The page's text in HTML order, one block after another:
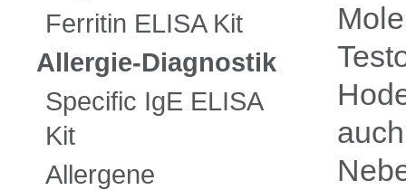
Ferritin ELISA Kit
Allergie-Diagnostik
Specific IgE ELISA
Kit
Allergene